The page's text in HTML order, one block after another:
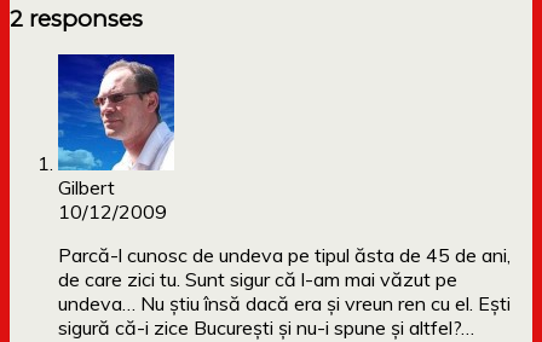
2 responses
Gilbert
10/12/2009
Parcă-l cunosc de undeva pe tipul ăsta de 45 de ani,
de care zici tu. Sunt sigur că l-am mai văzut pe
undeva… Nu ştiu însă dacă era şi vreun ren cu el. Eşti
sigură că-i zice Bucureşti şi nu-i spune şi altfel?…